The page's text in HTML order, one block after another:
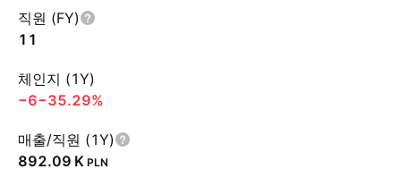
직원 (FY)
11
체인지 (1Y)
−6−35.29%
매출/직원 (1Y)
‪892.09 K‬ PLN